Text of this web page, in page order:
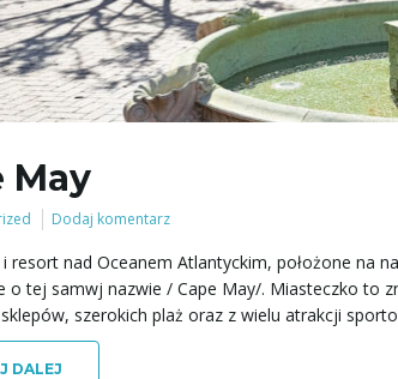
May
Dodaj komentarz
resort nad Oceanem Atlantyckim, położone na
o tej samwj nazwie / Cape May/. Miasteczko to
szerokich plaż oraz z wielu atrakcji
DALEJ